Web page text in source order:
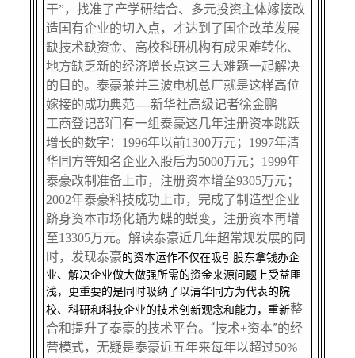
干”，找准了产学研结合、多元投资主体嫁接改
造国有企业的切入点，才达到了国企改革发展
缺技术缺资金、高校科研机构有成果难转化、
地方缺乏新的经济增长点这三大难题一起解决
的目的。泰豪兼并三波电机总厂就是这样高位
嫁接的成功典范----新华社高级记者徐金鹏
工商登记部门有一组泰豪这几年注册资本跳跃
增长的数字：
1996年以前1300万元； 1997年清
华同方等知名企业入股后为5000万元； 1999年
泰豪改制准备上市，注册资本增至9305万元；
2002年泰豪科技成功上市， 完成了制造型企业
跻身资本市场化蛹为蝶的蜕变， 注册资本再增
至13305万元。解读泰豪近几年超常规发展的同
时，发现泰豪的资本运作不仅在吸引股东拿钱办企
业、解决企业做大做强所需的资金来源问题上受益匪
浅，更重要的是同时吸纳了以清华同方为代表的院
校、科研和科技企业的技术创新观念和能力，重新整
合和提升了泰豪的技术平台。“技术+资本”的经
营模式，无疑是泰豪近五年来每年以超过50%